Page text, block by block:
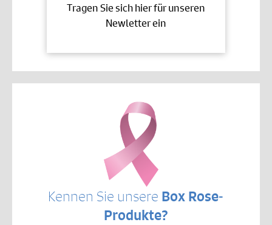
Tragen Sie sich hier für unseren
Newletter ein
Kennen Sie unsere Box Rose-
Produkte?